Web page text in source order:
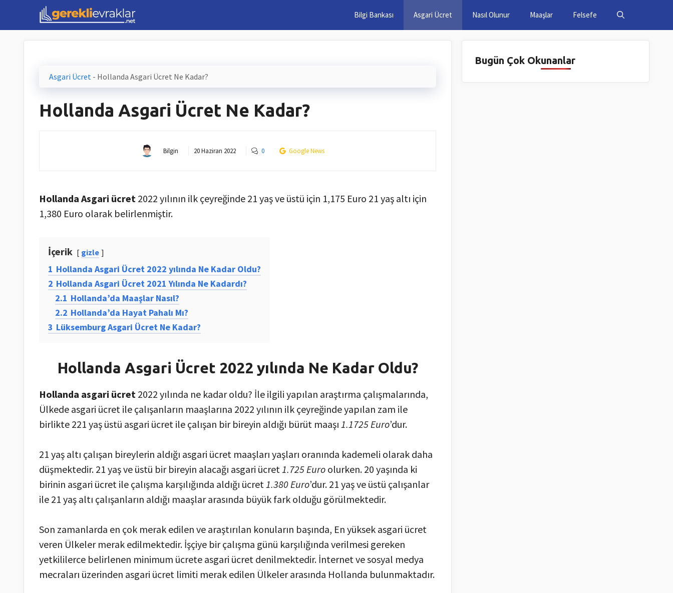
Bilgi Bankası Asgari Ücret Nasıl Olunur Maaşlar Felsefe
Asgari Ücret - Hollanda Asgari Ücret Ne Kadar?
Hollanda Asgari Ücret Ne Kadar?
Bilgin 20 Haziran 2022 0 Google News
Hollanda Asgari ücret 2022 yılının ilk çeyreğinde 21 yaş ve üstü için 1,175 Euro 21 yaş altı için
1,380 Euro olarak belirlenmiştir.
İçerik gizle
1 Hollanda Asgari Ücret 2022 yılında Ne Kadar Oldu?
2 Hollanda Asgari Ücret 2021 Yılında Ne Kadardı?
2.1 Hollanda’da Maaşlar Nasıl?
2.2 Hollanda’da Hayat Pahalı Mı?
3 Lüksemburg Asgari Ücret Ne Kadar?
Hollanda Asgari Ücret 2022 yılında Ne Kadar Oldu?
Hollanda asgari ücret 2022 yılında ne kadar oldu? İle ilgili yapılan araştırma çalışmalarında,
Ülkede asgari ücret ile çalışanların maaşlarına 2022 yılının ilk çeyreğinde yapılan zam ile
birlikte 221 yaş üstü asgari ücret ile çalışan bir bireyin aldığı bürüt maaşı 1.1725 Euro’dur.
21 yaş altı çalışan bireylerin aldığı asgari ücret maaşları yaşları oranında kademeli olarak daha
düşmektedir. 21 yaş ve üstü bir bireyin alacağı asgari ücret1.725 Euro olurken. 20 yaşında ki
birinin asgari ücret ile çalışma karşılığında aldığı ücret1.380 Euro’dur. 21 yaş ve üstü çalışanlar
ile 21 yaş altı çalışanların aldığı maaşlar arasında büyük fark olduğu görülmektedir.
Son zamanlarda en çok merak edilen ve araştırılan konuların başında, En yüksek asgari ücret
veren Ülkeler merak edilmektedir. İşçiye bir çalışma günü karşılığında verilmesi gereken
yetkililerce belirlenen minimum ücrete asgari ücret denilmektedir. İnternet ve sosyal medya
mecraları üzerinden asgari ücret limiti merak edilen Ülkeler arasında Hollanda bulunmaktadır.
Bugün Çok Okunanlar